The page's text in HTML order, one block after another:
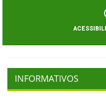
INFORMATIVOS